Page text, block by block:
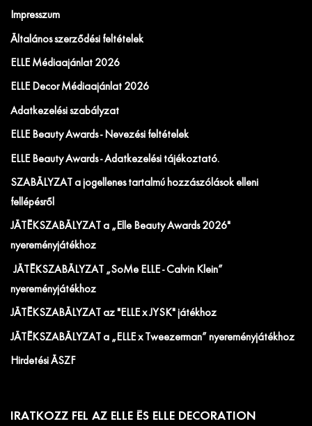
Impresszum
Általános szerződési feltételek
ELLE Médiaajánlat 2026
ELLE Decor Médiaajánlat 2026
Adatkezelési szabályzat
ELLE Beauty Awards - Nevezési feltételek
ELLE Beauty Awards - Adatkezelési tájékoztató.
SZABÁLYZAT a jogellenes tartalmú hozzászólások elleni
fellépésről
JÁTÉKSZABÁLYZAT a „Elle Beauty Awards 2026"
nyereményjátékhoz
JÁTÉKSZABÁLYZAT „SoMe ELLE - Calvin Klein”
nyereményjátékhoz
JÁTÉKSZABÁLYZAT az "ELLE x JYSK" játékhoz
JÁTÉKSZABÁLYZAT a „ELLE x Tweezerman” nyereményjátékhoz
Hirdetési ÁSZF
IRATKOZZ FEL AZ ELLE ÉS ELLE DECORATION